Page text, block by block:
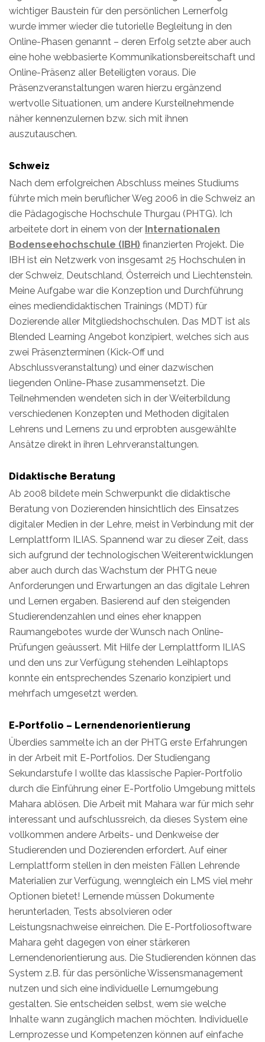
wichtiger Baustein für den persönlichen Lernerfolg
wurde immer wieder die tutorielle Begleitung in den
Online-Phasen genannt – deren Erfolg setzte aber auch
eine hohe webbasierte Kommunikationsbereitschaft und
Online-Präsenz aller Beteiligten voraus. Die
Präsenzveranstaltungen waren hierzu ergänzend
wertvolle Situationen, um andere Kursteilnehmende
näher kennenzulernen bzw. sich mit ihnen
auszutauschen.
Schweiz
Nach dem erfolgreichen Abschluss meines Studiums
führte mich mein beruflicher Weg 2006 in die Schweiz an
die Pädagogische Hochschule Thurgau (PHTG). Ich
arbeitete dort in einem von der Internationalen
Bodenseehochschule (IBH) finanzierten Projekt. Die
IBH ist ein Netzwerk von insgesamt 25 Hochschulen in
der Schweiz, Deutschland, Österreich und Liechtenstein.
Meine Aufgabe war die Konzeption und Durchführung
eines mediendidaktischen Trainings (MDT) für
Dozierende aller Mitgliedshochschulen. Das MDT ist als
Blended Learning Angebot konzipiert, welches sich aus
zwei Präsenzterminen (Kick-Off und
Abschlussveranstaltung) und einer dazwischen
liegenden Online-Phase zusammensetzt. Die
Teilnehmenden wendeten sich in der Weiterbildung
verschiedenen Konzepten und Methoden digitalen
Lehrens und Lernens zu und erprobten ausgewählte
Ansätze direkt in ihren Lehrveranstaltungen.
Didaktische Beratung
Ab 2008 bildete mein Schwerpunkt die didaktische
Beratung von Dozierenden hinsichtlich des Einsatzes
digitaler Medien in der Lehre, meist in Verbindung mit der
Lernplattform ILIAS. Spannend war zu dieser Zeit, dass
sich aufgrund der technologischen Weiterentwicklungen
aber auch durch das Wachstum der PHTG neue
Anforderungen und Erwartungen an das digitale Lehren
und Lernen ergaben. Basierend auf den steigenden
Studierendenzahlen und eines eher knappen
Raumangebotes wurde der Wunsch nach Online-
Prüfungen geäussert. Mit Hilfe der Lernplattform ILIAS
und den uns zur Verfügung stehenden Leihlaptops
konnte ein entsprechendes Szenario konzipiert und
mehrfach umgesetzt werden.
E-Portfolio – Lernendenorientierung
Überdies sammelte ich an der PHTG erste Erfahrungen
in der Arbeit mit E-Portfolios. Der Studiengang
Sekundarstufe I wollte das klassische Papier-Portfolio
durch die Einführung einer E-Portfolio Umgebung mittels
Mahara ablösen. Die Arbeit mit Mahara war für mich sehr
interessant und aufschlussreich, da dieses System eine
vollkommen andere Arbeits- und Denkweise der
Studierenden und Dozierenden erfordert. Auf einer
Lernplattform stellen in den meisten Fällen Lehrende
Materialien zur Verfügung, wenngleich ein LMS viel mehr
Optionen bietet! Lernende müssen Dokumente
herunterladen, Tests absolvieren oder
Leistungsnachweise einreichen. Die E-Portfoliosoftware
Mahara geht dagegen von einer stärkeren
Lernendenorientierung aus. Die Studierenden können das
System z.B. für das persönliche Wissensmanagement
nutzen und sich eine individuelle Lernumgebung
gestalten. Sie entscheiden selbst, wem sie welche
Inhalte wann zugänglich machen möchten. Individuelle
Lernprozesse und Kompetenzen können auf einfache